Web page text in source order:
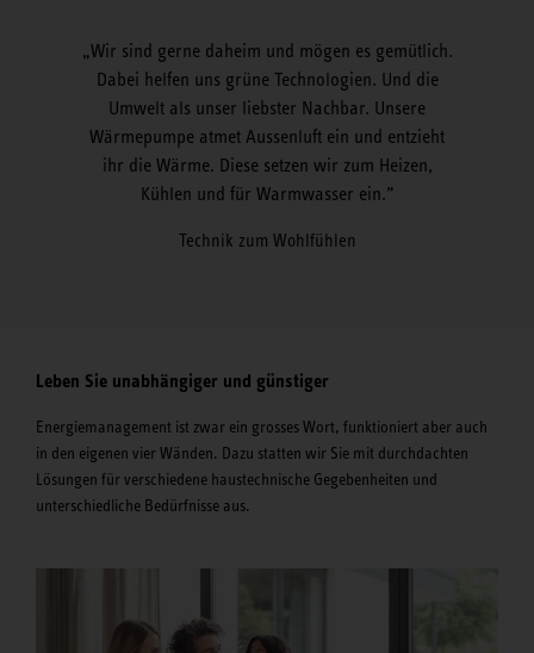
Wir sind gerne daheim und mögen es gemütlich.
Dabei helfen uns grüne Technologien. Und die
Umwelt als unser liebster Nachbar. Unsere
Wärmepumpe atmet Aussenluft ein und entzieht
ihr die Wärme. Diese setzen wir zum Heizen,
Kühlen und für Warmwasser ein.
Technik zum Wohlfühlen
Leben Sie unabhängiger und günstiger
Energiemanagement ist zwar ein grosses Wort, funktioniert aber auch
in den eigenen vier Wänden. Dazu statten wir Sie mit durchdachten
Lösungen für verschiedene haustechnische Gegebenheiten und
unterschiedliche Bedürfnisse aus.